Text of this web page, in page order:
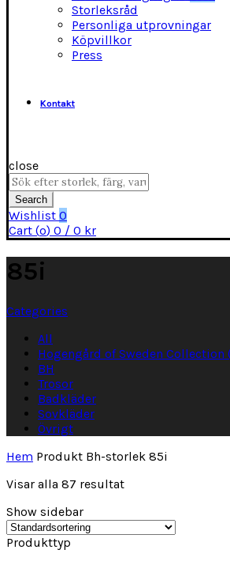
Storleksråd
Personliga utprovningar
Köpvillkor
Press
Kontakt
close
Search
for:
Search
Wishlist 0
Cart (o) 0 / 0 kr
85i
Categories
All
Hogengård of Sweden Collection
BH
Trosor
Badkläder
Sovkläder
Övrigt
Hem Produkt Bh-storlek 85i
Visar alla 87 resultat
Show sidebar
Produkttyp